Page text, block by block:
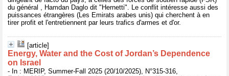
du général , Hamdan Daglo dit "Hernetti". Le conflit intéresse aussi des
puissances étrangères (Les Emirats arabes unis) qui cherchent à en
tirer profit et l'entretiennent par leurs trafics d'armes et d'or.
[article]
Energy, Water and the Cost of Jordan’s Dependence
on Israel
- In : MERIP, Summer-Fall 2025 (20/10/2025), N°315-316,